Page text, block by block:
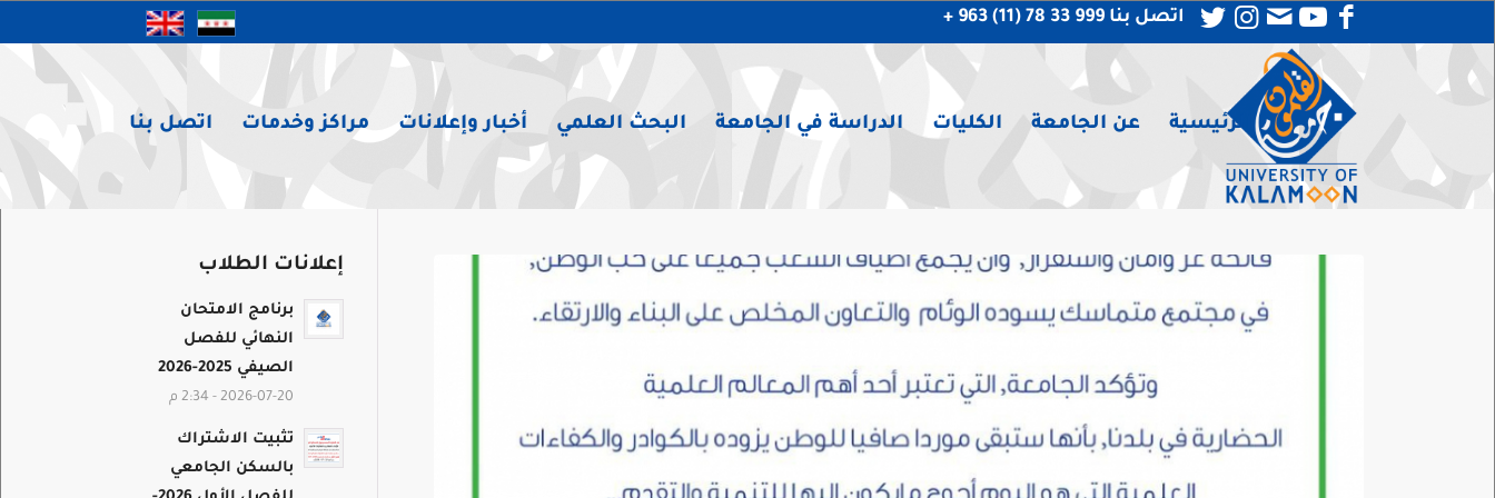
اتصل بنا 999 33 78 (11) 963 +
الرئيسية عن الجامعة الكليات الدراسة في الجامعة البحث العلمي أخبار وإعلانات مراكز وخدمات اتصل بنا
إعلانات الطلاب
برنامج الامتحان
النهائي للفصل
الصيفي 2025-2026
2026-07-20 - 2:34 م
تثبيت الاشتراك
بالسكن الجامعي